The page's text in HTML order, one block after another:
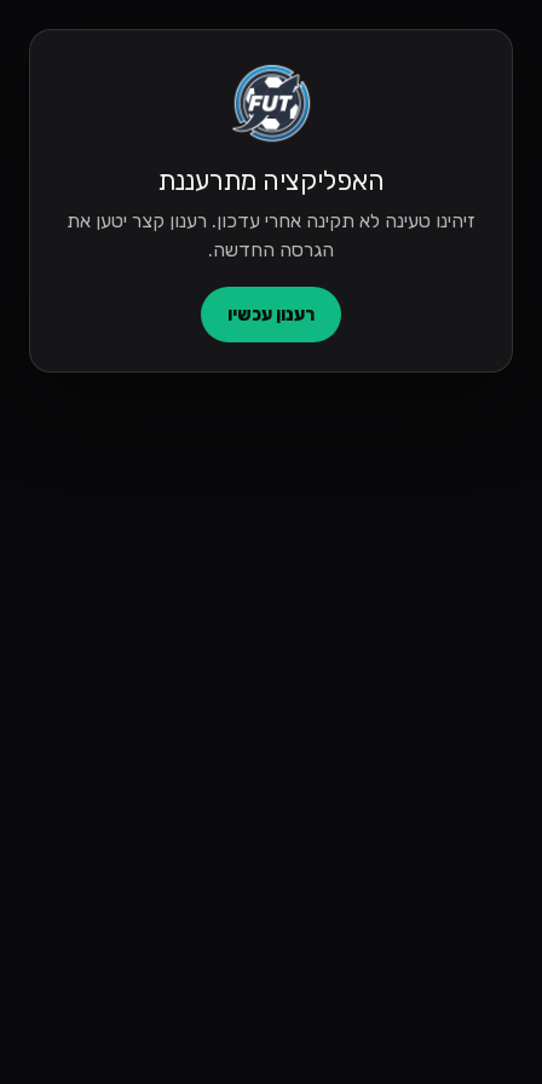
האפליקציה מתרעננת
זיהינו טעינה לא תקינה אחרי עדכון. רענון קצר יטען את
הגרסה החדשה.
רענון עכשיו